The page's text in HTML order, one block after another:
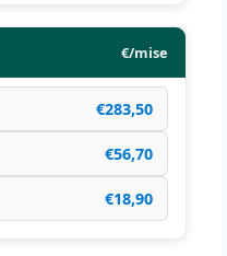
€/mise
€283,50
€56,70
€18,90